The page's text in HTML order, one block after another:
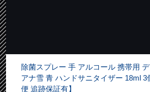
除菌スプレー 手 アルコール 携帯用
アナ雪 青 ハンドサニタイザー 18ml 3
便 追跡保証有】